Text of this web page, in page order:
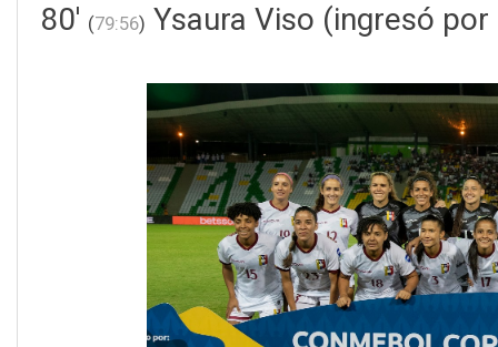
80' (79:56) Ysaura Viso (ingresó